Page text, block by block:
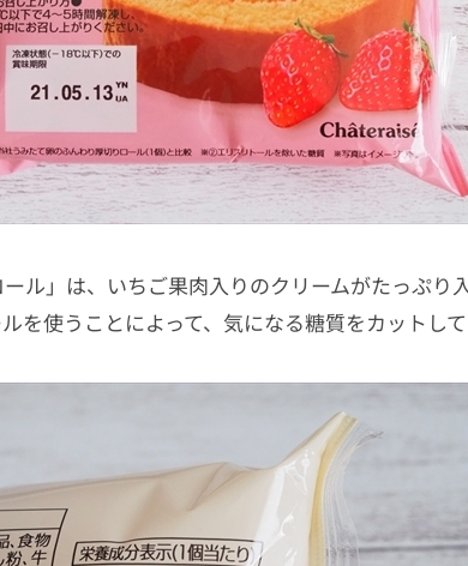
ール」は、いちご果肉入りのクリームがたっぷり
を使うことによって、気になる糖質をカットして